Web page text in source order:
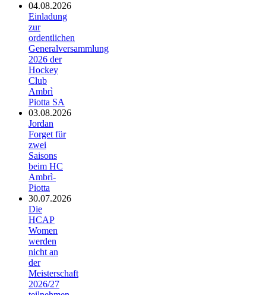
04.08.2026
Einladung
zur
ordentlichen
Generalversammlung
2026 der
Hockey
Club
Ambrì
Piotta SA
03.08.2026
Jordan
Forget für
zwei
Saisons
beim HC
Ambrì-
Piotta
30.07.2026
Die
HCAP
Women
werden
nicht an
der
Meisterschaft
2026/27